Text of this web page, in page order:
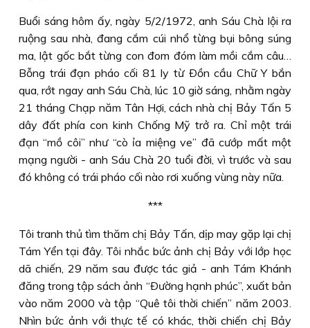
Buổi sáng hôm ấy, ngày 5/2/1972, anh Sáu Chà lội ra
ruộng sau nhà, đang cắm cúi nhổ từng bụi bông súng
ma, lật gốc bắt từng con đom đóm làm mồi cắm câu…
Bỗng trái đạn pháo cối 81 ly từ Ðồn cầu Chữ Y bắn
qua, rớt ngay anh Sáu Chà, lúc 10 giờ sáng, nhằm ngày
21 tháng Chạp năm Tân Hợi, cách nhà chị Bảy Tấn 5
dây đất phía con kinh Chống Mỹ trở ra. Chỉ một trái
đạn “mồ côi” như “cò ỉa miệng ve” đã cướp mất một
mạng người - anh Sáu Chà 20 tuổi đời, vì trước và sau
đó không có trái pháo cối nào rơi xuống vùng này nữa.
***
Tôi tranh thủ tìm thăm chị Bảy Tấn, dịp may gặp lại chị
Tám Yển tại đây. Tôi nhắc bức ảnh chị Bảy với lớp học
dã chiến, 29 năm sau được tác giả - anh Tám Khánh
đăng trong tập sách ảnh “Ðường hạnh phúc”, xuất bản
vào năm 2000 và tập “Quê tôi thời chiến” năm 2003.
Nhìn bức ảnh với thực tế có khác, thời chiến chị Bảy